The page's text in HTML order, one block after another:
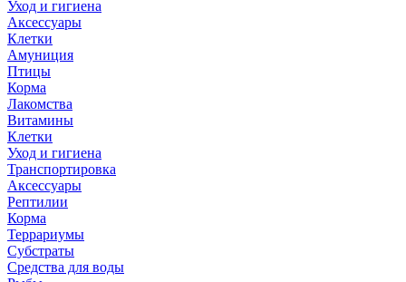
Уход и гигиена
Аксессуары
Клетки
Амуниция
Птицы
Корма
Лакомства
Витамины
Клетки
Уход и гигиена
Транспортировка
Аксессуары
Рептилии
Корма
Террариумы
Субстраты
Средства для воды